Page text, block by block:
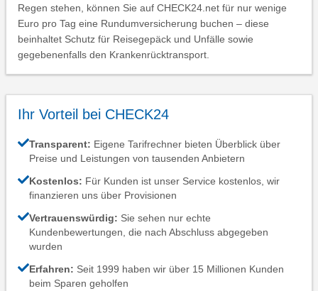
Regen stehen, können Sie auf CHECK24.net für nur wenige
Euro pro Tag eine Rundumversicherung buchen – diese
beinhaltet Schutz für Reisegepäck und Unfälle sowie
gegebenenfalls den Krankenrücktransport.
Ihr Vorteil bei CHECK24
Transparent: Eigene Tarifrechner bieten Überblick über
Preise und Leistungen von tausenden Anbietern
Kostenlos: Für Kunden ist unser Service kostenlos, wir
finanzieren uns über Provisionen
Vertrauenswürdig: Sie sehen nur echte
Kundenbewertungen, die nach Abschluss abgegeben
wurden
Erfahren: Seit 1999 haben wir über 15 Millionen Kunden
beim Sparen geholfen